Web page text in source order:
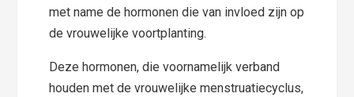
met name de hormonen die van invloed zijn op
de vrouwelijke voortplanting.
Deze hormonen, die voornamelijk verband
houden met de vrouwelijke menstruatiecyclus,